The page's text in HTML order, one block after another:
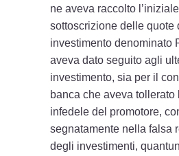
ne aveva raccolto
sottoscrizione delle quote
investimento denominato
aveva dato seguito agli
investimento, sia per il
banca che aveva tollerato
infedele del promotore,
segnatamente nella falsa
degli investimenti,